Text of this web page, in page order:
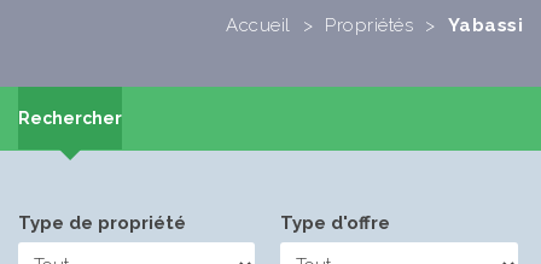
Accueil > Propriétés > Yabassi
Rechercher
Type de propriété Type d'offre